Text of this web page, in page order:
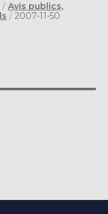
/ Avis publics,
/ 2007-11-50